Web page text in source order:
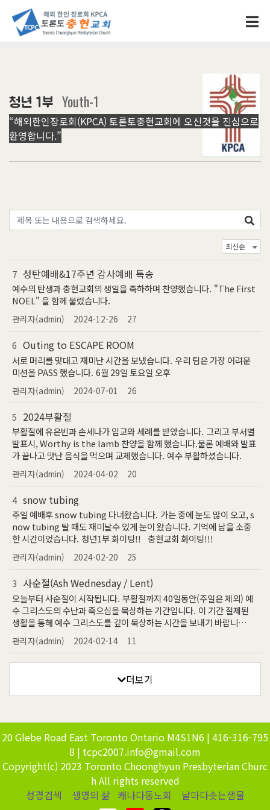
청년 1부 Youth-1
“해외한인장로회(KPCA) 토론토충현교회에 오신것을 진심으로
환영합니다.”
7 성탄예배&17주년 감사예배 특송
예수의 탄생과 충현교회의 생일을 축하하며 찬양했습니다. "The First
NOEL" 을 함께 불렀습니다.
관리자(admin) 2024-12-26 27
6 Outing to ESCAPE ROOM
서로 머리를 맞대고 재미난 시간을 보냈습니다. 우리 팀은 가장 어려운
미션을 PASS 했습니다. 6월 29일 토요일 오후
관리자(admin) 2024-07-01 26
5 2024부활절
부활절에 유은빈과 손세나가 입교와 세례를 받았습니다. 그리고 부서별
발표시, Worthy is the lamb 찬양을 함께 했습니다.물론 예배와 발표
가 끝나고 맛난 음식을 먹으며 교제했습니다. 예수 부활하셨습니다.
관리자(admin) 2024-04-02 20
4 snow tubing
주일 예배후 snow tubing 다녀왔습니다. 가는 중에 눈도 많이 오고, s
now tubing 탈 때도 재미날수 있게 눈이 왔습니다. 기억에 남을 소중
한 시간이었습니다. 청년1부 화이팅!! 충현교회 화이팅!!!
관리자(admin) 2024-02-20 25
3 사순절(Ash Wednesday / Lent)
오늘부터 사순절이 시작됩니다. 부활절까지 40일동안(주일은 제외) 예
수 그리스도의 수난과 죽으심을 묵상하는 기간입니다. 이 기간 절제된
생활을 통해 예수 그리스도를 깊이 묵상하는 시간을 보내기 바랍니
다. 성경읽기와 기도생활등 경건생활을 추천합니다.
관리자(admin) 2024-02-14 11
더보기
20 Glebe Road East Toronto Ontario M4S1N6 | 416-316-795
8 | tcpc2007.info@gmail.com
Copyright(c) 2023 Toronto Choonghyun Presbyterian Churc
h All rights reserved
성경검색
생명의 삶 캐나다동노회 날마다솟는샘물